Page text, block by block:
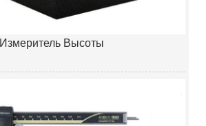
Измеритель Высоты